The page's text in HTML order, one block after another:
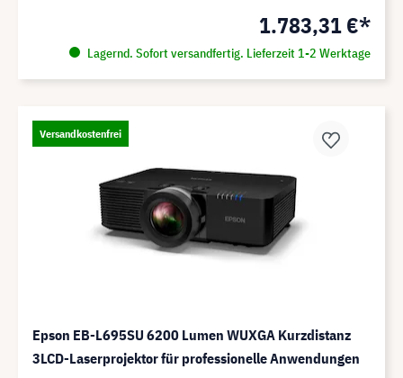
1.783,31 €*
Lagernd. Sofort versandfertig. Lieferzeit 1-2 Werktage
Versandkostenfrei
Epson EB-L695SU 6200 Lumen WUXGA Kurzdistanz
3LCD-Laserprojektor für professionelle Anwendungen